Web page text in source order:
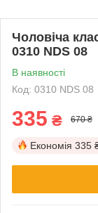
Чоловіча
0310 NDS 08
В наявності
Код: 0310 NDS 08
335 ₴ 670 ₴
Економія 335